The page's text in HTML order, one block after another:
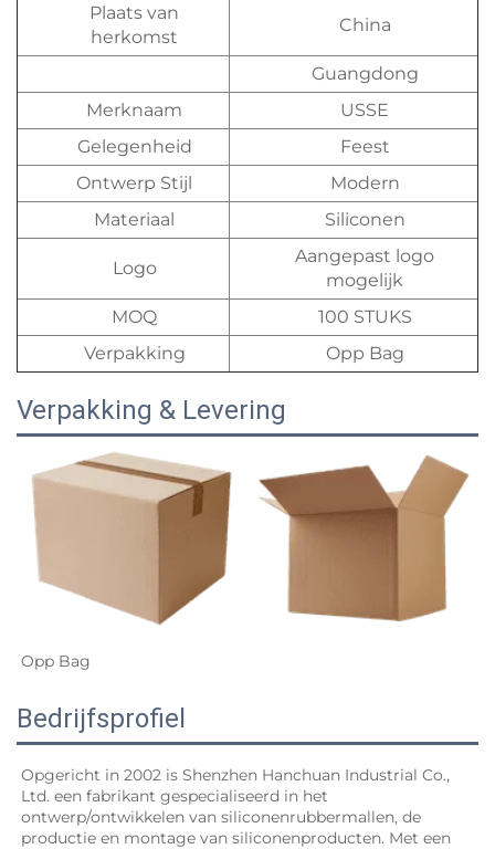
Plaats van
herkomst
China
Guangdong
Merknaam
USSE
Gelegenheid
Feest
Ontwerp Stijl
Modern
Materiaal
Siliconen
Logo
Aangepast logo
mogelijk
MOQ
100 STUKS
Verpakking
Opp Bag
Verpakking & Levering
Opp Bag
Bedrijfsprofiel
Opgericht in 2002 is Shenzhen Hanchuan Industrial Co.,
Ltd. een fabrikant gespecialiseerd in het
ontwerp/ontwikkelen van siliconenrubbermallen, de
productie en montage van siliconenproducten. Met een